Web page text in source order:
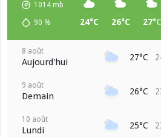
1014 mb
90 % 24°C 26°C 27°C
8 août
Aujourd'hui 27°C
9 août
Demain 26°C
10 août
Lundi 25°C